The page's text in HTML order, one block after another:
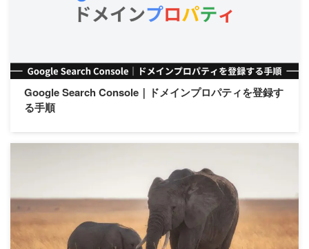
Google Search Console｜ドメインプロパティを登録す
る手順